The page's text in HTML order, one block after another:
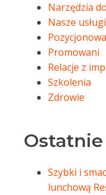
Narzędzia
Nasze usługi
Promowani
Relacje z
Szkolenia
Zdrowie
Szybki i
lunchową